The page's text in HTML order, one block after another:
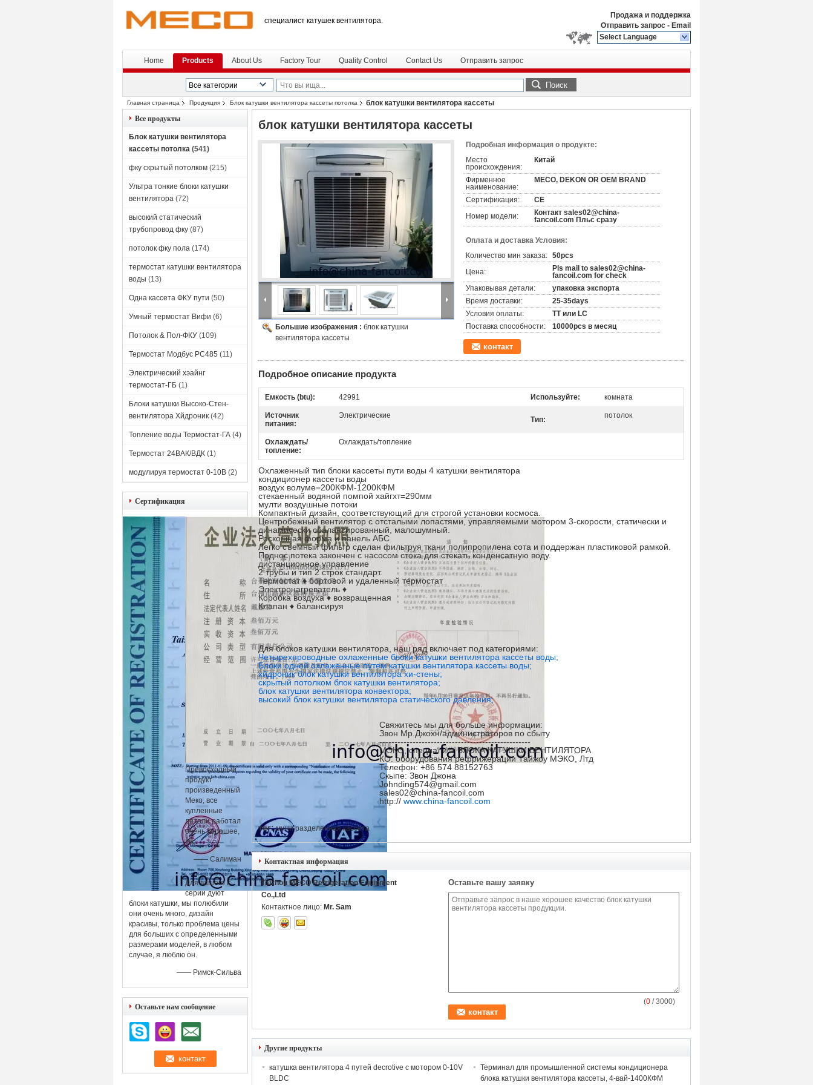
специалист катушек вентилятора.
Продажа и поддержка
Отправить запрос - Email
Select Language
Home Products About Us Factory Tour Quality Control Contact Us Отправить запрос
Поиск
Главная страница Продукция Блок катушки вентилятора кассеты потолка
блок катушки вентилятора кассеты
Все продукты
Блок катушки вентилятора
кассеты потолка (541)
фку скрытый потолком (215)
Ультра тонкие блоки катушки
вентилятора (72)
высокий статический
трубопровод фку (87)
потолок фку пола (174)
термостат катушки вентилятора
воды (13)
Одна кассета ФКУ пути (50)
Умный термостат Вифи (6)
Потолок & Пол-ФКУ (109)
Термостат Модбус РС485 (11)
Электрический хэайнг
термостат-ГБ (1)
Блоки катушки Высоко-Стен-
вентилятора Хйдроник (42)
Топление воды Термостат-ГА (4)
Термостат 24ВАК/ВДК (1)
модулируя термостат 0-10В (2)
Сертификация
Превосходный
продукт
произведенный
Меко, все
купленные
детали работал
очень хорошее,
ткс.
—— Салиман
Для вашего к
серии дуют
блоки катушки, мы полюбили
они очень много, дизайн
красивы, только проблема цены
для больших с определенными
размерами моделей, в любом
случае, я люблю он.
—— Римск-Сильва
Оставьте нам сообщение
блок катушки вентилятора кассеты
Большие изображения : блок катушки
вентилятора кассеты
Подробная информация о продукте:
Место
происхождения:
Китай
Фирменное
наименование:
MECO, DEKON OR OEM BRAND
Сертификация:
CE
Номер модели:
Контакт sales02@china-
fancoil.com Пльс сразу
Оплата и доставка Условия:
Количество мин заказа: 50pcs
Цена:
Pls mail to sales02@china-
fancoil.com for check
Упаковывая детали:
упаковка экспорта
Время доставки:
25-35days
Условия оплаты:
TT или LC
Поставка способности:
10000pcs в месяц
контакт
Подробное описание продукта
Емкость (btu): 42991 Используйте: комната
Источник
питания:
Электрические Тип: потолок
Охлаждать/
топление:
Охлаждать/топление
Охлаженный тип блоки кассеты пути воды 4 катушки вентилятора
кондиционер кассеты воды
воздух волуме=200КФМ-1200КФМ
стекаенный водяной помпой хайгхт=290мм
мулти воздушные потоки
Компактный дизайн, соответствующий для строгой установки космоса.
Центробежный вентилятор с отсталыми лопастями, управляемыми мотором 3-скорости, статически и
динамически сбалансированный, малошумный.
Роскошная форма и панель АБС
Легко съемный фильтр сделан фильтруя ткани полипропилена сота и поддержан пластиковой рамкой.
Поднос потека закончен с насосом стока для стекать конденсатную воду.
дистанционное управление
2 трубы и тип 2 строк стандарт.
Термостат ♦ бортовой и удаленный термостат
Электронагреватель ♦
Коробка воздуха ♦ возвращенная
Клапан ♦ балансируя
Для блоков катушки вентилятора, наш ряд включает под категориями:
Четырехпроводные охлаженные блоки катушки вентилятора кассеты воды;
Блоки одной охлаженные путем катушки вентилятора кассеты воды;
хйдроник блок катушки вентилятора хи-стены;
скрытый потолком блок катушки вентилятора;
блок катушки вентилятора конвектора;
высокий блок катушки вентилятора статического давления;
Свяжитесь мы для больше информации:
Звон Мр.Джохн/администраторов по сбыту
--------------------------------------------------
МЭКО, специалист БЛОКА КАТУШКИ ВЕНТИЛЯТОРА
КО. оборудования рефрижерации Тайжоу МЭКО, Лтд
Телефон: +86 574 88152763
Скыпе: Звон Джона
Johnding574@gmail.com
sales02@china-fancoil.com
http:// www.china-fancoil.com
тег: мини разделенная кассета
Контактная информация
Taizhou MECO Refrigeration Equipment
Co.,Ltd
Контактное лицо: Mr. Sam
Оставьте вашу заявку
(0 / 3000)
Другие продукты
катушка вентилятора 4 путей decrotive с мотором 0-10V
BLDC
Терминал для промышленной системы кондиционера
блока катушки вентилятора кассеты, 4-вай-1400КФМ